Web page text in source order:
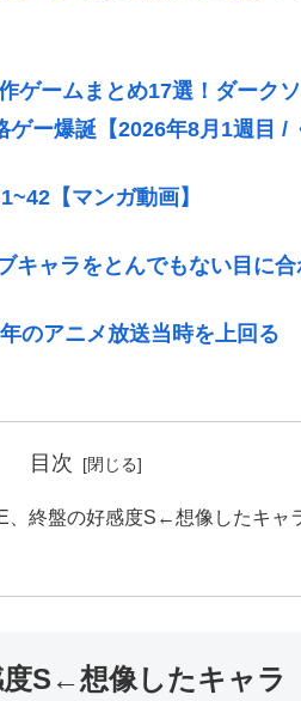
ゲームまとめ17選！ダーク
ー爆誕【2026年8月1週目 /
【マンガ動画】
キャラをとんでもない目に合
のアニメ放送当時を上回る
目次
、終盤の好感度S←想像したキャ
S←想像したキャラ